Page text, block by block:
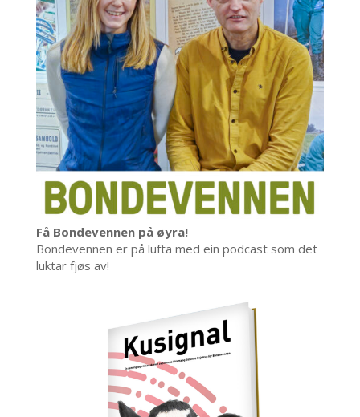
Få Bondevennen på øyra!
Bondevennen er på lufta med ein podcast som det
luktar fjøs av!